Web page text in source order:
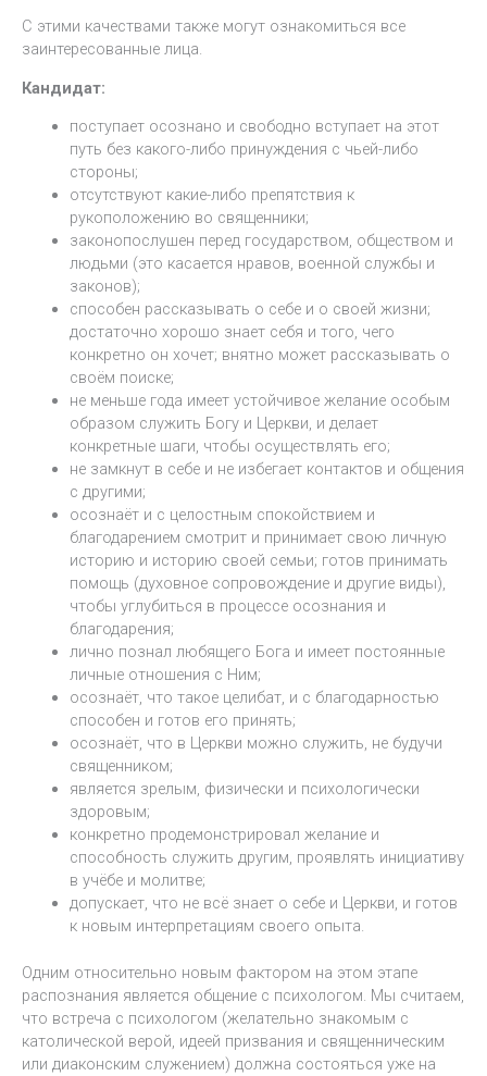
С этими качествами также могут ознакомиться все
заинтересованные лица.
Кандидат:
поступает осознано и свободно вступает на этот
путь без какого-либо принуждения с чьей-либо
стороны;
отсутствуют какие-либо препятствия к
рукоположению во священники;
законопослушен перед государством, обществом и
людьми (это касается нравов, военной службы и
законов);
способен рассказывать о себе и о своей жизни;
достаточно хорошо знает себя и того, чего
конкретно он хочет; внятно может рассказывать о
своём поиске;
не меньше года имеет устойчивое желание особым
образом служить Богу и Церкви, и делает
конкретные шаги, чтобы осуществлять его;
не замкнут в себе и не избегает контактов и общения
с другими;
осознаёт и с целостным спокойствием и
благодарением смотрит и принимает свою личную
историю и историю своей семьи; готов принимать
помощь (духовное сопровождение и другие виды),
чтобы углубиться в процессе осознания и
благодарения;
лично познал любящего Бога и имеет постоянные
личные отношения с Ним;
осознаёт, что такое целибат, и с благодарностью
способен и готов его принять;
осознаёт, что в Церкви можно служить, не будучи
священником;
является зрелым, физически и психологически
здоровым;
конкретно продемонстрировал желание и
способность служить другим, проявлять инициативу
в учёбе и молитве;
допускает, что не всё знает о себе и Церкви, и готов
к новым интерпретациям своего опыта.
Одним относительно новым фактором на этом этапе
распознания является общение с психологом. Мы считаем,
что встреча с психологом (желательно знакомым с
католической верой, идеей призвания и священническим
или диаконским служением) должна состояться уже на